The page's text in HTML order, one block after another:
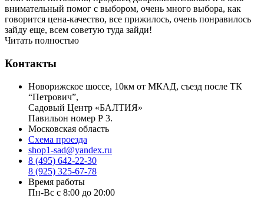
внимательный помог с выбором, очень много выбора, как
говорится цена-качество, все прижилось, очень понравилось
зайду еще, всем советую туда зайди!
Читать полностью
Контакты
Новорижское шоссе, 10км от МКАД, съезд после ТК
“Петрович”,
Садовый Центр «БАЛТИЯ»
Павильон номер Р 3.
Московская область
Схема проезда
shop1-sad@yandex.ru
8 (495) 642-22-30
8 (925) 325-67-78
Время работы
Пн-Вс с 8:00 до 20:00